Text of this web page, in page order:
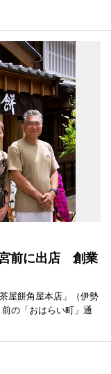
前に出店 創業
屋餅角屋本店」（伊勢
の「おはらい町」通